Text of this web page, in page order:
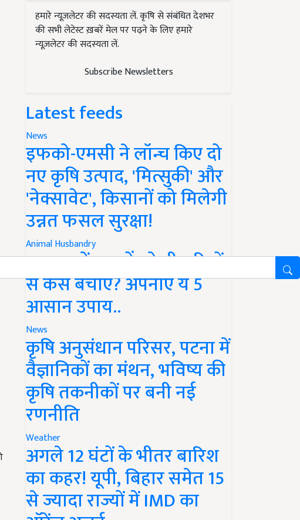
हमारे न्यूज़लेटर की सदस्यता लें. कृषि से संबंधित देशभर
की सभी लेटेस्ट ख़बरें मेल पर पढ़ने के लिए हमारे
न्यूज़लेटर की सदस्यता लें.
Subscribe Newsletters
Latest feeds
News
इफको-एमसी ने लॉन्च किए दो
नए कृषि उत्पाद, 'मित्सुकी' और
'नेक्सावेट', किसानों को मिलेगी
उन्नत फसल सुरक्षा!
Animal Husbandry
बरसात में पशुओं को बीमारियों
से कैसे बचाएं? अपनाएं ये 5
आसान उपाय..
News
कृषि अनुसंधान परिसर, पटना में
वैज्ञानिकों का मंथन, भविष्य की
कृषि तकनीकों पर बनी नई
रणनीति
Weather
अगले 12 घंटों के भीतर बारिश
का कहर! यूपी, बिहार समेत 15
से ज्यादा राज्यों में IMD का